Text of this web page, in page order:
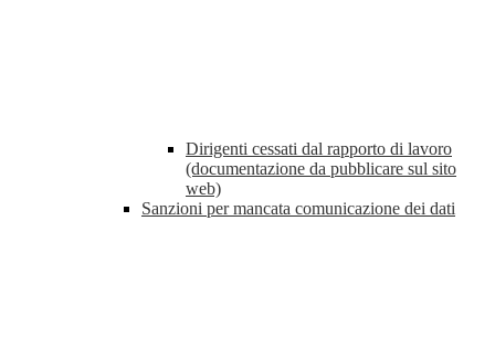
Dirigenti cessati dal rapporto di lavoro
(documentazione da pubblicare sul sito
web)
Sanzioni per mancata comunicazione dei dati